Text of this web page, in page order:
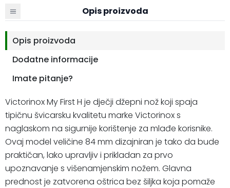
Opis proizvoda
Opis proizvoda
Dodatne informacije
Imate pitanje?
Victorinox My First H je dječji džepni nož koji spaja
tipičnu švicarsku kvalitetu marke Victorinox s
naglaskom na sigurnije korištenje za mlađe korisnike.
Ovaj model veličine 84 mm dizajniran je tako da bude
praktičan, lako upravljiv i prikladan za prvo
upoznavanje s višenamjenskim nožem. Glavna
prednost je zatvorena oštrica bez šiljka koja pomaže